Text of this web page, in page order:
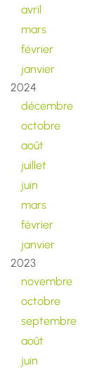
avril
mars
février
janvier
2024
décembre
octobre
août
juillet
juin
mars
février
janvier
2023
novembre
octobre
septembre
août
juin